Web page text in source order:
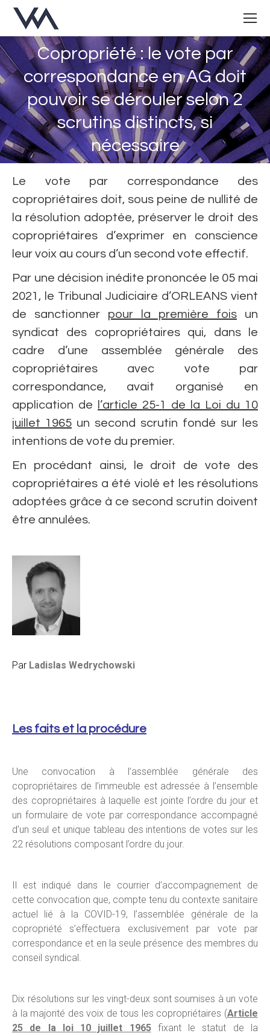
Copropriété : le vote par
correspondance en AG doit
pouvoir se dérouler selon 2
scrutins distincts, si
nécessaire
Vous êtes ici :
Le vote par correspondance des
copropriétaires doit, sous peine de nullité de
la résolution adoptée, préserver le droit des
copropriétaires d’exprimer en conscience
leur voix au cours d’un second vote effectif.
Par une décision inédite prononcée le 05 mai
2021, le Tribunal Judiciaire d’ORLEANS vient
de sanctionner pour la première fois un
syndicat des copropriétaires qui, dans le
cadre d’une assemblée générale des
copropriétaires avec vote par
correspondance, avait organisé en
application de
l’article 25-1 de la Loi du 10
juillet 1965 un second scrutin fondé sur les
intentions de vote du premier.
En procédant ainsi, le droit de vote des
copropriétaires a été violé et les résolutions
adoptées grâce à ce second scrutin doivent
être annulées.
Par Ladislas Wedrychowski
Les faits et la procédure
Une convocation à l’assemblée générale des
copropriétaires de l’immeuble est adressée à l’ensemble
des copropriétaires à laquelle est jointe l’ordre du jour et
un formulaire de vote par correspondance accompagné
d’un seul et unique tableau des intentions de votes sur les
22 résolutions composant l’ordre du jour.
Il est indiqué dans le courrier d’accompagnement de
cette convocation que, compte tenu du contexte sanitaire
actuel lié à la COVID-19, l’assemblée générale de la
copropriété s’effectuera exclusivement par vote par
correspondance et en la seule présence des membres du
conseil syndical.
Dix résolutions sur les vingt-deux sont soumises à un vote
à la majorité des voix de tous les copropriétaires (Article
25 de la loi 10 juillet 1965fixant le statut de la